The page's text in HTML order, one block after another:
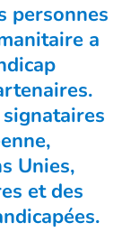
personnes
a
Unies,
et des